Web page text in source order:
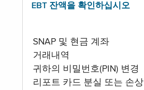
EBT 잔액을 확인하십시오
SNAP 및 현금 계좌
거래내역
귀하의 비밀번호(PIN) 변경
리포트 카드 분실 또는 손상